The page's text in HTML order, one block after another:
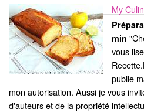
My
min
vous
publie
mon autorisation. Aussi je vous
d'auteurs et de la propriété